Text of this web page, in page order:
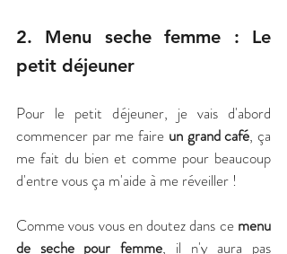
2. Menu seche femme : Le
petit déjeuner
Pour le petit déjeuner, je vais d'abord
commencer par me faire un grand café, ça
me fait du bien et comme pour beaucoup
d'entre vous ça m'aide à me réveiller !
Comme vous vous en doutez dans ce menu
de seche pour femme, il n'y aura pas